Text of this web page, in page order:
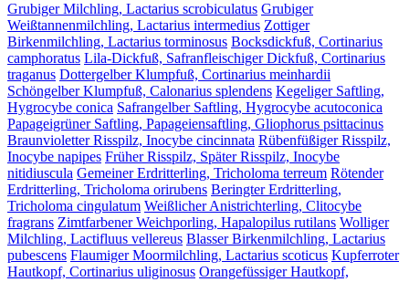
Grubiger Milchling, Lactarius scrobiculatus Grubiger
Weißtannenmilchling, Lactarius intermedius Zottiger
Birkenmilchling, Lactarius torminosus Bocksdickfuß, Cortinarius
camphoratus Lila-Dickfuß, Safranfleischiger Dickfuß, Cortinarius
traganus Dottergelber Klumpfuß, Cortinarius meinhardii
Schöngelber Klumpfuß, Calonarius splendens Kegeliger Saftling,
Hygrocybe conica Safrangelber Saftling, Hygrocybe acutoconica
Papageigrüner Saftling, Papageiensaftling, Gliophorus psittacinus
Braunvioletter Risspilz, Inocybe cincinnata Rübenfüßiger Risspilz,
Inocybe napipes Früher Risspilz, Später Risspilz, Inocybe
nitidiuscula Gemeiner Erdritterling, Tricholoma terreum Rötender
Erdritterling, Tricholoma orirubens Beringter Erdritterling,
Tricholoma cingulatum Weißlicher Anistrichterling, Clitocybe
fragrans Zimtfarbener Weichporling, Hapalopilus rutilans Wolliger
Milchling, Lactifluus vellereus Blasser Birkenmilchling, Lactarius
pubescens Flaumiger Moormilchling, Lactarius scoticus Kupferroter
Hautkopf, Cortinarius uliginosus Orangefüssiger Hautkopf,